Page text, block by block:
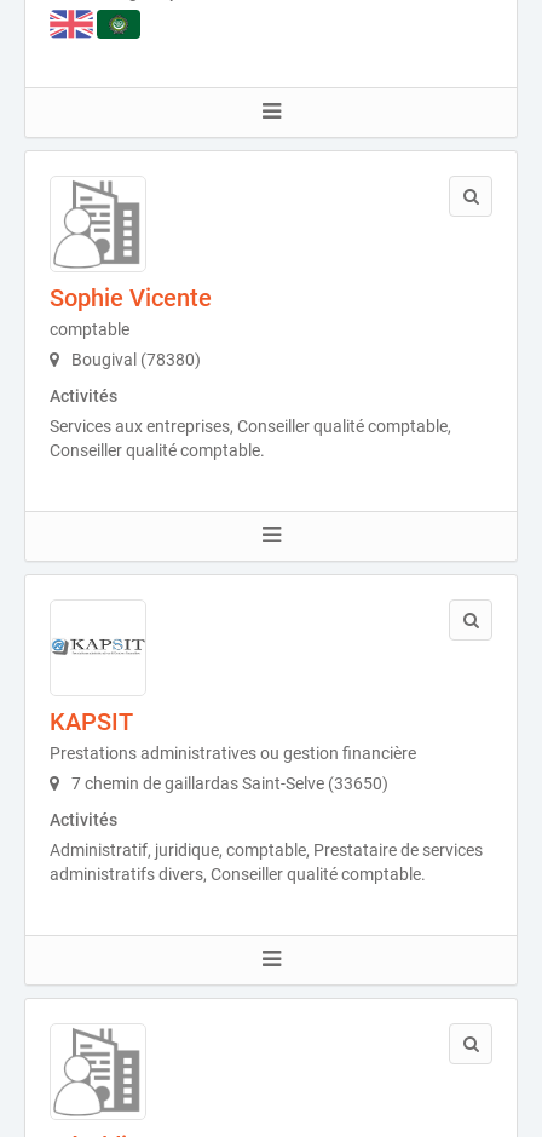
Sophie Vicente
comptable
Bougival (78380)
Activités
Services aux entreprises, Conseiller qualité comptable,
Conseiller qualité comptable.
KAPSIT
Prestations administratives ou gestion financière
7 chemin de gaillardas Saint-Selve (33650)
Activités
Administratif, juridique, comptable, Prestataire de services
administratifs divers, Conseiller qualité comptable.